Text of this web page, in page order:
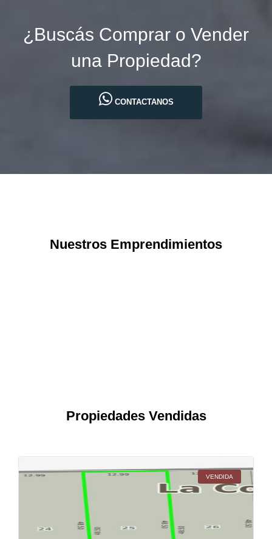
¿Buscás Comprar o Vender
una Propiedad?
CONTACTANOS
Nuestros Emprendimientos
Propiedades Vendidas
VENDIDA